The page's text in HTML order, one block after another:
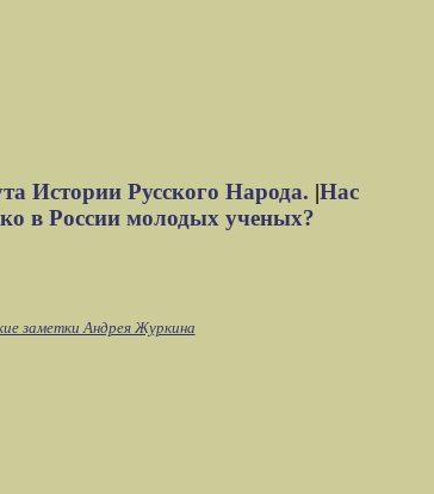
Истории Русского Народа. |Нас
в России молодых ученых?
заметки Андрея Журкина